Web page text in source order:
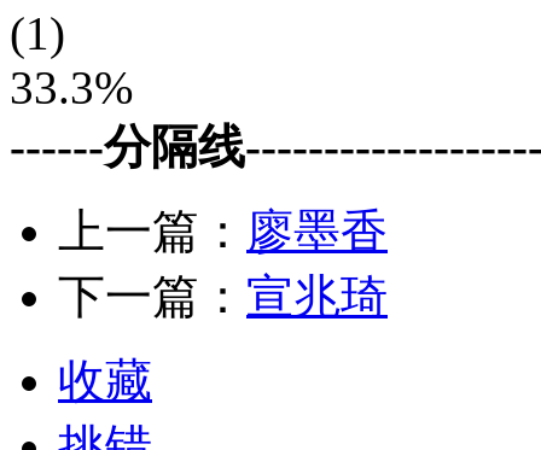
(1)
33.3%
------分隔线
上一篇： 廖墨香
下一篇： 宣兆琦
收藏